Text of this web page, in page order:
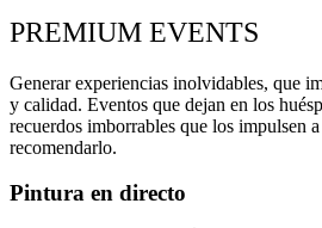
PREMIUM EVENTS
Generar experiencias inolvidables, que
y calidad. Eventos que dejan en los
recuerdos imborrables que los impulsen
recomendarlo.
Pintura en directo